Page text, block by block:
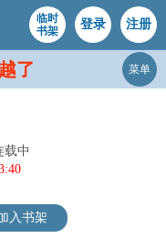
临时
书架
登录 注册
了 菜单
载中
入书架